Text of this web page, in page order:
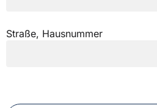
Straße, Hausnummer